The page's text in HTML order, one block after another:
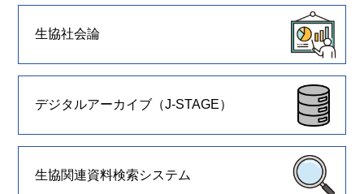
生協社会論
デジタルアーカイブ（J-STAGE）
生協関連資料検索システム